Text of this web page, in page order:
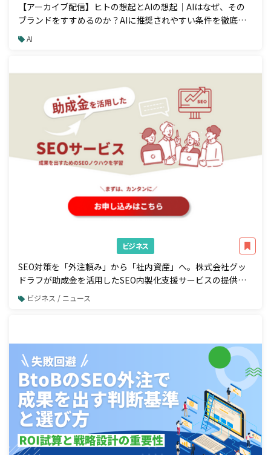
【アーカイブ配信】ヒトの想起とAIの想起｜AIはなぜ、その
ブランドをすすめるのか？AIに推奨されやすい条件を徹底解
説 AI
ビジネス
SEO対策を「外注頼み」から「社内資産」へ。株式会社グッ
ドラフが助成金を活用したSEO内製化支援サービスの提供を
開始ビジネス / ニュース